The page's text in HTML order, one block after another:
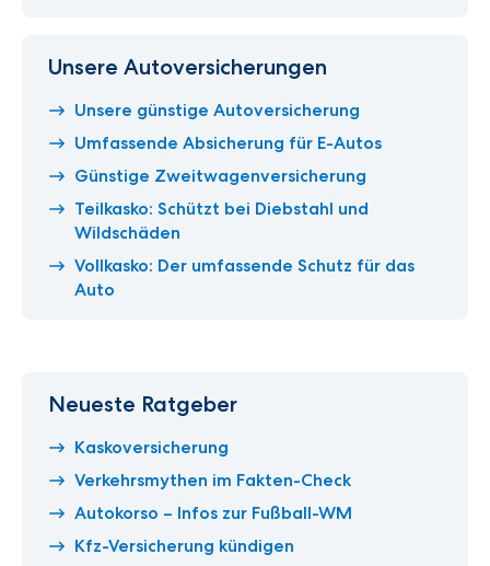
Unsere Autoversicherungen
Unsere günstige Autoversicherung
Umfassende Absicherung für E-Autos
Günstige Zweitwagenversicherung
Teilkasko: Schützt bei Diebstahl und
Wildschäden
Vollkasko: Der umfassende Schutz für das
Auto
Neueste Ratgeber
Kaskoversicherung
Verkehrsmythen im Fakten-Check
Autokorso – Infos zur Fußball-WM
Kfz-Versicherung kündigen